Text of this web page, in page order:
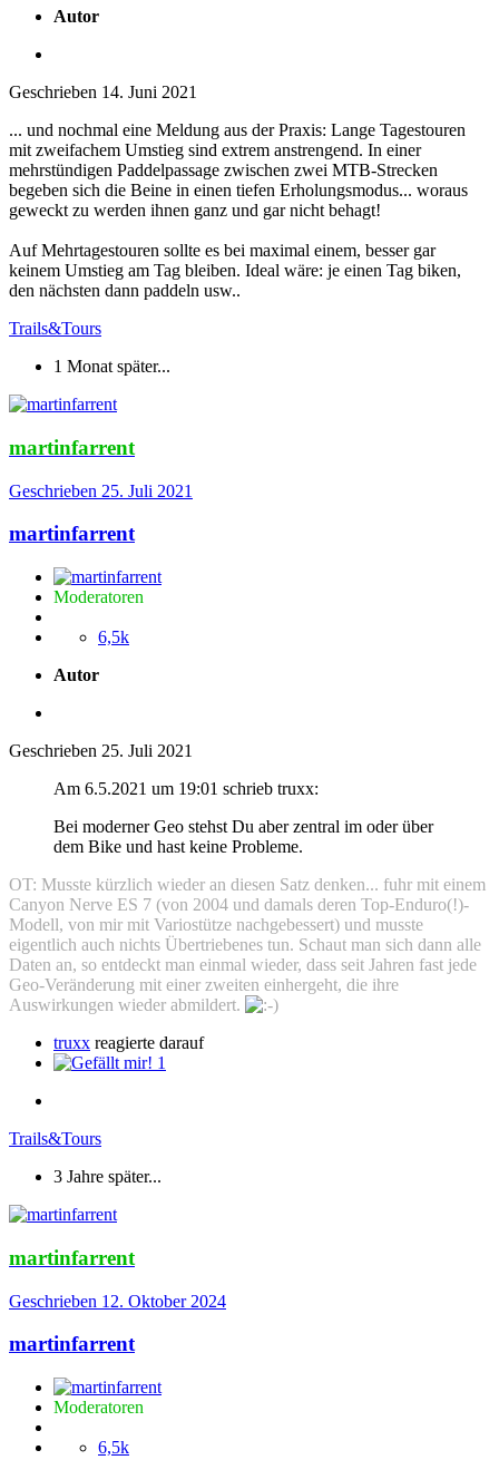
Autor
Geschrieben 14. Juni 2021
... und nochmal eine Meldung aus der Praxis: Lange Tagestouren
mit zweifachem Umstieg sind extrem anstrengend. In einer
mehrstündigen Paddelpassage zwischen zwei MTB-Strecken
begeben sich die Beine in einen tiefen Erholungsmodus... woraus
geweckt zu werden ihnen ganz und gar nicht behagt!
Auf Mehrtagestouren sollte es bei maximal einem, besser gar
keinem Umstieg am Tag bleiben. Ideal wäre: je einen Tag biken,
den nächsten dann paddeln usw..
Trails&Tours
1 Monat später...
martinfarrent
Geschrieben 25. Juli 2021
martinfarrent
Moderatoren
6,5k
Autor
Geschrieben 25. Juli 2021
Am 6.5.2021 um 19:01 schrieb truxx:
Bei moderner Geo stehst Du aber zentral im oder über
dem Bike und hast keine Probleme.
OT: Musste kürzlich wieder an diesen Satz denken... fuhr mit einem
Canyon Nerve ES 7 (von 2004 und damals deren Top-Enduro(!)-
Modell, von mir mit Variostütze nachgebessert) und musste
eigentlich auch nichts Übertriebenes tun. Schaut man sich dann alle
Daten an, so entdeckt man einmal wieder, dass seit Jahren fast jede
Geo-Veränderung mit einer zweiten einhergeht, die ihre
Auswirkungen wieder abmildert.
truxx reagierte darauf
1
Trails&Tours
3 Jahre später...
martinfarrent
Geschrieben 12. Oktober 2024
martinfarrent
Moderatoren
6,5k